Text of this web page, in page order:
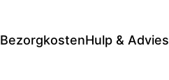
BezorgkostenHulp & Advies